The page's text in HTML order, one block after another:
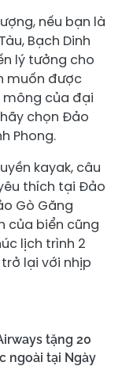
nếu bạn là
Bạch Dinh
lý tưởng cho
muốn được
mông của đại
chọn Đảo
Phong.
kayak, câu
thích tại Đảo
Gò Găng
của biển cũng
lịch trình 2
lại với nhịp
tặng 20
ngoài tại Ngày